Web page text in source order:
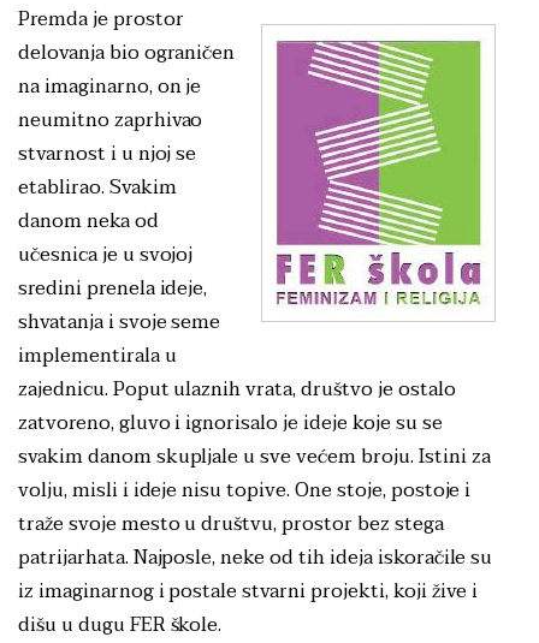
Premda je prostor
delovanja bio ograničen
na imaginarno, on je
neumitno zaprhivao
stvarnost i u njoj se
etablirao. Svakim
danom neka od
učesnica je u svojoj
sredini prenela ideje,
shvatanja i svoje seme
implementirala u
zajednicu. Poput ulaznih vrata, društvo je ostalo
zatvoreno, gluvo i ignorisalo je ideje koje su se
svakim danom skupljale u sve većem broju. Istini za
volju, misli i ideje nisu topive. One stoje, postoje i
traže svoje mesto u društvu, prostor bez stega
patrijarhata. Najposle, neke od tih ideja iskoračile su
iz imaginarnog i postale stvarni projekti, koji žive i
dišu u dugu FER škole.